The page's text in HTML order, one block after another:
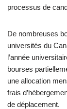
processus de
De nombreuses
universités du
l’année
bourses
une allocation
frais
de déplacement.